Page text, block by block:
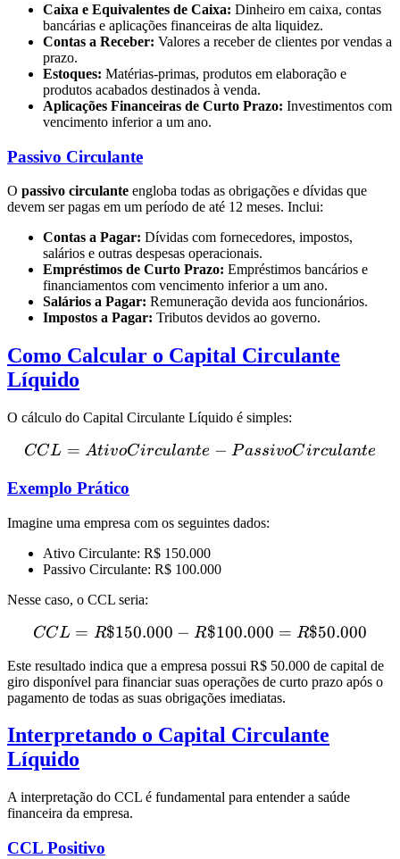
Caixa e Equivalentes de Caixa: Dinheiro em caixa, contas
bancárias e aplicações financeiras de alta liquidez.
Contas a Receber: Valores a receber de clientes por vendas a
prazo.
Estoques: Matérias-primas, produtos em elaboração e
produtos acabados destinados à venda.
Aplicações Financeiras de Curto Prazo: Investimentos com
vencimento inferior a um ano.
Passivo Circulante
O passivo circulante engloba todas as obrigações e dívidas que
devem ser pagas em um período de até 12 meses. Inclui:
Contas a Pagar: Dívidas com fornecedores, impostos,
salários e outras despesas operacionais.
Empréstimos de Curto Prazo: Empréstimos bancários e
financiamentos com vencimento inferior a um ano.
Salários a Pagar: Remuneração devida aos funcionários.
Impostos a Pagar: Tributos devidos ao governo.
Como Calcular o Capital Circulante
Líquido
O cálculo do Capital Circulante Líquido é simples:
CCL = Ativo Circulante -
CCL = AtivoCirculante − PassivoCirculante
Exemplo Prático
Imagine uma empresa com os seguintes dados:
Ativo Circulante: R$ 150.000
Passivo Circulante: R$ 100.000
Nesse caso, o CCL seria:
CCL = R\$ 150.000 - R\$
CCL = R$150.000 − R$100.000 = R$50.000
Este resultado indica que a empresa possui R$ 50.000 de capital de
giro disponível para financiar suas operações de curto prazo após o
pagamento de todas as suas obrigações imediatas.
Interpretando o Capital Circulante
Líquido
A interpretação do CCL é fundamental para entender a saúde
financeira da empresa.
CCL Positivo